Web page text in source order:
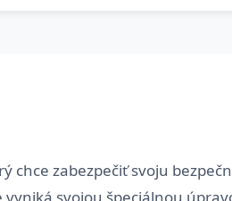
zabezpečiť svoju